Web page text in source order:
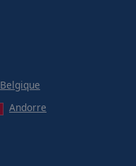
Belgique
Andorre